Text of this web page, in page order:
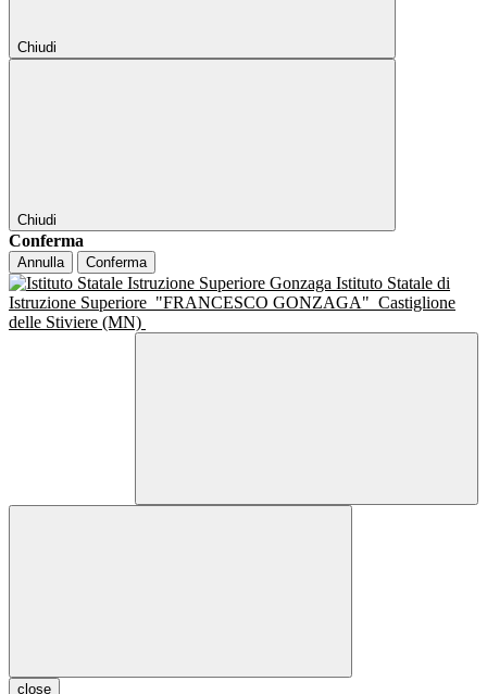
Chiudi
Chiudi
Conferma
Annulla Conferma
Istituto Statale di
Istruzione Superiore "FRANCESCO GONZAGA" Castiglione
delle Stiviere (MN)
close